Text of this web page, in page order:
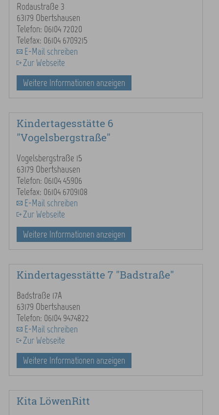
Rodaustraße 3
63179 Obertshausen
Telefon: 06104 72020
Telefax: 06104 6709215
E-Mail schreiben
Zur Webseite
Weitere Informationen anzeigen
Kindertagesstätte 6
"Vogelsbergstraße"
Vogelsbergstraße 15
63179 Obertshausen
Telefon: 06104 45906
Telefax: 06104 6709108
E-Mail schreiben
Zur Webseite
Weitere Informationen anzeigen
Kindertagesstätte 7 "Badstraße"
Badstraße 17A
63179 Obertshausen
Telefon: 06104 9474822
E-Mail schreiben
Zur Webseite
Weitere Informationen anzeigen
Kita LöwenRitt